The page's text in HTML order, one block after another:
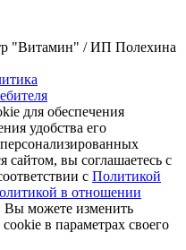
"Витамин" / ИП Полехина
для обеспечения
удобства его
сайтом, вы соглашаетесь с
с Политикой
в отношении
Вы можете изменить
в параметрах своего